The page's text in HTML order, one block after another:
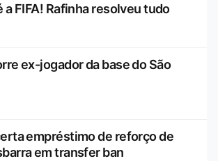
a FIFA! Rafinha resolveu tudo
ex-jogador da base do São
empréstimo de reforço de
em transfer ban